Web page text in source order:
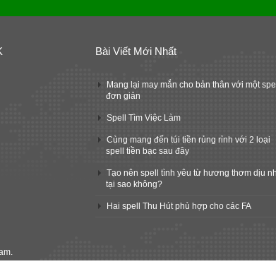
Bài Viết Mới Nhất
Mang lại may mắn cho bản thân với một spell
đơn giản
Spell Tìm Việc Làm
Cùng mang đến túi tiền rủng rỉnh với 2 loại
spell tiền bạc sau đây
Tạo nên spell tình yêu từ hương thơm dịu
tại sao không?
Hai spell Thu Hút phù hợp cho các FA